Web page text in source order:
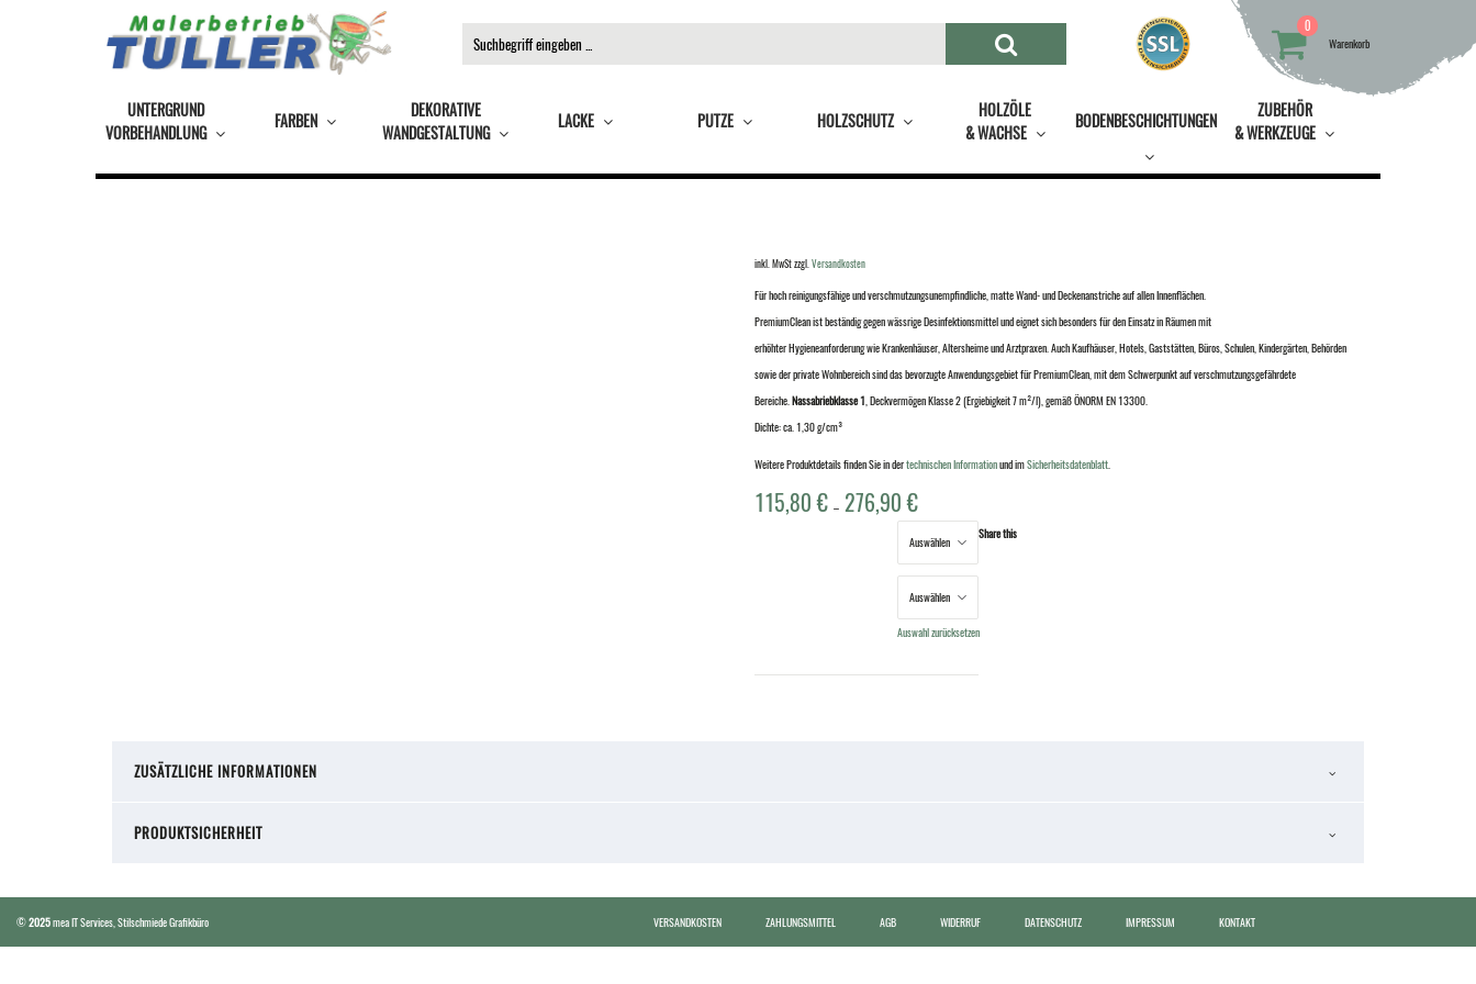
0
Warenkorb
UNTERGRUND
VORBEHANDLUNG
FARBEN
DEKORATIVE
WANDGESTALTUNG
LACKE PUTZE HOLZSCHUTZ
HOLZÖLE
& WACHSE
BODENBESCHICHTUNGEN
ZUBEHÖR
& WERKZEUGE
inkl. MwStzzgl.Versandkosten
Für hoch reinigungsfähige und verschmutzungsunempfindliche, matte Wand- und Deckenanstriche auf allen Innenflächen.
PremiumClean ist beständig gegen wässrige Desinfektionsmittel und eignet sich besonders für den Einsatz in Räumen mit
erhöhter Hygieneanforderung wie Krankenhäuser, Altersheime und Arztpraxen. Auch Kaufhäuser, Hotels, Gaststätten, Büros, Schulen, Kindergärten, Behörden
sowie der private Wohnbereich sind das bevorzugte Anwendungsgebiet für PremiumClean, mit dem Schwerpunkt auf verschmutzungsgefährdete
Bereiche.Nassabriebklasse 1, Deckvermögen Klasse 2 (Ergiebigkeit 7 m²/l), gemäß ÖNORM EN 13300.
Dichte: ca. 1,30 g/cm³
Weitere Produktdetails finden Sie in dertechnischen Informationund imSicherheitsdatenblatt.
115,80€ – 276,90€
Auswahl zurücksetzen
Share this
ZUSÄTZLICHE INFORMATIONEN
PRODUKTSICHERHEIT
©2025mea IT Services,Stilschmiede Grafikbüro VERSANDKOSTEN ZAHLUNGSMITTEL AGB WIDERRUF DATENSCHUTZ IMPRESSUM KONTAKT